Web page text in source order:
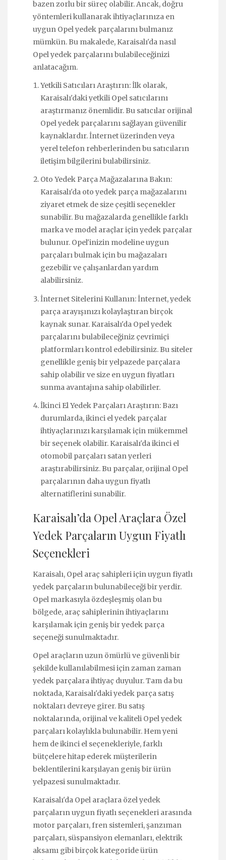
bazen zorlu bir süreç olabilir. Ancak, doğru
yöntemleri kullanarak ihtiyaçlarınıza en
uygun Opel yedek parçalarını bulmanız
mümkün. Bu makalede, Karaisalı'da nasıl
Opel yedek parçalarını bulabileceğinizi
anlatacağım.
Yetkili Satıcıları Araştırın: İlk olarak,
Karaisalı'daki yetkili Opel satıcılarını
araştırmanız önemlidir. Bu satıcılar orijinal
Opel yedek parçalarını sağlayan güvenilir
kaynaklardır. İnternet üzerinden veya
yerel telefon rehberlerinden bu satıcıların
iletişim bilgilerini bulabilirsiniz.
Oto Yedek Parça Mağazalarına Bakın:
Karaisalı'da oto yedek parça mağazalarını
ziyaret etmek de size çeşitli seçenekler
sunabilir. Bu mağazalarda genellikle farklı
marka ve model araçlar için yedek parçalar
bulunur. Opel'inizin modeline uygun
parçaları bulmak için bu mağazaları
gezebilir ve çalışanlardan yardım
alabilirsiniz.
İnternet Sitelerini Kullanın: İnternet, yedek
parça arayışınızı kolaylaştıran birçok
kaynak sunar. Karaisalı'da Opel yedek
parçalarını bulabileceğiniz çevrimiçi
platformları kontrol edebilirsiniz. Bu siteler
genellikle geniş bir yelpazede parçalara
sahip olabilir ve size en uygun fiyatları
sunma avantajına sahip olabilirler.
İkinci El Yedek Parçaları Araştırın: Bazı
durumlarda, ikinci el yedek parçalar
ihtiyaçlarınızı karşılamak için mükemmel
bir seçenek olabilir. Karaisalı'da ikinci el
otomobil parçaları satan yerleri
araştırabilirsiniz. Bu parçalar, orijinal Opel
parçalarının daha uygun fiyatlı
alternatiflerini sunabilir.
Karaisalı’da Opel Araçlara Özel
Yedek Parçaların Uygun Fiyatlı
Seçenekleri
Karaisalı, Opel araç sahipleri için uygun fiyatlı
yedek parçaların bulunabileceği bir yerdir.
Opel markasıyla özdeşleşmiş olan bu
bölgede, araç sahiplerinin ihtiyaçlarını
karşılamak için geniş bir yedek parça
seçeneği sunulmaktadır.
Opel araçların uzun ömürlü ve güvenli bir
şekilde kullanılabilmesi için zaman zaman
yedek parçalara ihtiyaç duyulur. Tam da bu
noktada, Karaisalı'daki yedek parça satış
noktaları devreye girer. Bu satış
noktalarında, orijinal ve kaliteli Opel yedek
parçaları kolaylıkla bulunabilir. Hem yeni
hem de ikinci el seçenekleriyle, farklı
bütçelere hitap ederek müşterilerin
beklentilerini karşılayan geniş bir ürün
yelpazesi sunulmaktadır.
Karaisalı'da Opel araçlara özel yedek
parçaların uygun fiyatlı seçenekleri arasında
motor parçaları, fren sistemleri, şanzıman
parçaları, süspansiyon elemanları, elektrik
aksamı gibi birçok kategoride ürün